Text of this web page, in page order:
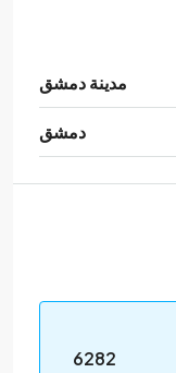
مدينة دمشق
دمشق
6282